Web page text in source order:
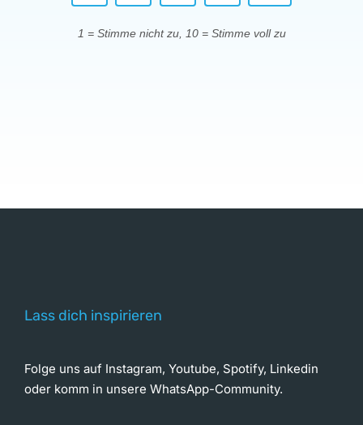
1 = Stimme nicht zu, 10 = Stimme voll zu
Lass dich inspirieren
Folge uns auf Instagram, Youtube, Spotify, Linkedin
oder komm in unsere WhatsApp-Community.